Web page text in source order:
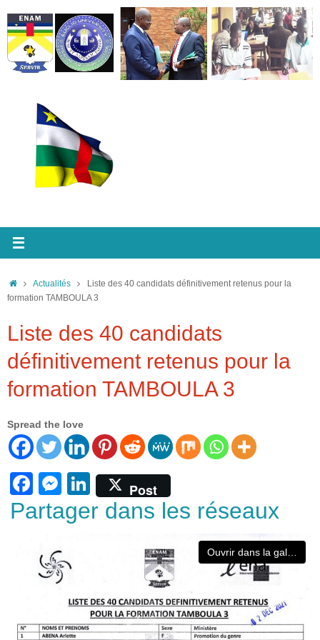
au
contenu
Accueil
Actualités
Liste des 40 candidats définitivement retenus pour la
formation TAMBOULA 3
Liste des 40 candidats
définitivement retenus pour la
formation TAMBOULA 3
Spread the love
F
a
e
b
o
M
e
ss
e
n
g
er
Li
n
dI
n
Post
Partager dans les réseaux